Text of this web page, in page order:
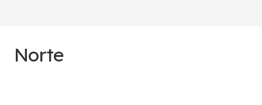
Norte